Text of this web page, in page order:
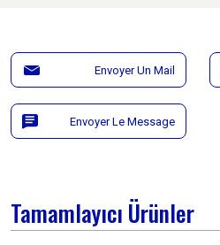
Envoyer Un Mail
Envoyer Le Message
Tamamlayıcı Ürünler